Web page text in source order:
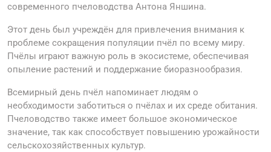
современного пчеловодства Антона Яншина.
Этот день был учреждён для привлечения внимания к
проблеме сокращения популяции пчёл по всему миру.
Пчёлы играют важную роль в экосистеме, обеспечивая
опыление растений и поддержание биоразнообразия.
Всемирный день пчёл напоминает людям о
необходимости заботиться о пчёлах и их среде обитания.
Пчеловодство также имеет большое экономическое
значение, так как способствует повышению урожайности
сельскохозяйственных культур.